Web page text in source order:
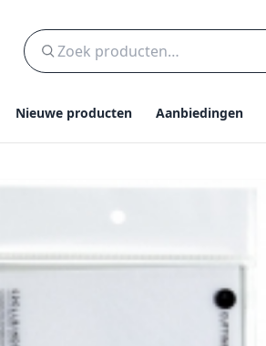
Nieuwe producten Aanbiedingen